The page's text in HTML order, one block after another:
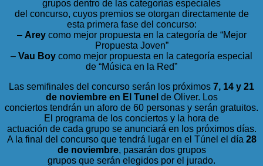
grupos dentro de las categorías especiales
del concurso, cuyos premios se otorgan directamente de
esta primera fase del concurso:
– Areycomo mejor propuesta en la categoría de “Mejor
Propuesta Joven”
– Vau Boy como mejor propuesta en la categoría especial
de “Música en la Red”
Las semifinales del concurso serán los próximos 7, 14 y 21
de noviembre en El Tunel de Oliver. Los
conciertos tendrán un aforo de 60 personas y serán gratuitos.
El programa de los conciertos y la hora de
actuación de cada grupo se anunciará en los próximos días.
A la final del concurso que tendrá lugar en el Túnel el día 28
de noviembre, pasarán dos grupos
grupos que serán elegidos por el jurado.